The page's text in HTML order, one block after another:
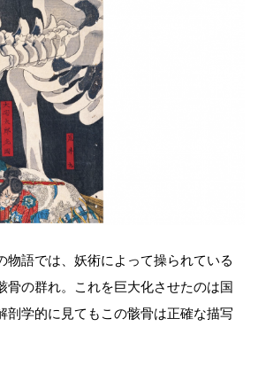
物語では、妖術によって操られている
骨の群れ。これを巨大化させたのは国
剖学的に見てもこの骸骨は正確な描写